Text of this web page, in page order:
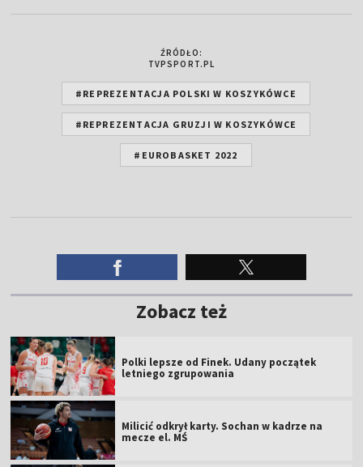
ŹRÓDŁO:
TVPSPORT.PL
#REPREZENTACJA POLSKI W KOSZYKÓWCE
#REPREZENTACJA GRUZJI W KOSZYKÓWCE
#EUROBASKET 2022
Zobacz też
Polki lepsze od Finek. Udany początek
letniego zgrupowania
Milicić odkrył karty. Sochan w kadrze na
mecze el. MŚ